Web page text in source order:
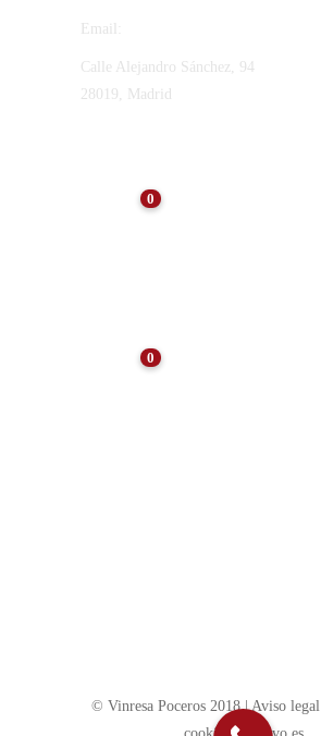
Email:
Calle Alejandro Sánchez, 94
28019, Madrid
0
0
© Vinresa Poceros 2018 |Aviso legal